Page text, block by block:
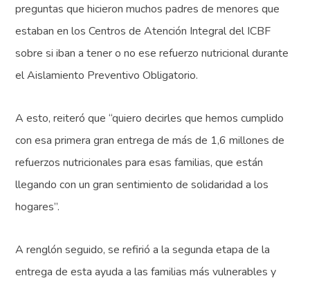
preguntas que hicieron muchos padres de menores que
estaban en los Centros de Atención Integral del ICBF
sobre si iban a tener o no ese refuerzo nutricional durante
el Aislamiento Preventivo Obligatorio.
A esto, reiteró que “quiero decirles que hemos cumplido
con esa primera gran entrega de más de 1,6 millones de
refuerzos nutricionales para esas familias, que están
llegando con un gran sentimiento de solidaridad a los
hogares”.
A renglón seguido, se refirió a la segunda etapa de la
entrega de esta ayuda a las familias más vulnerables y